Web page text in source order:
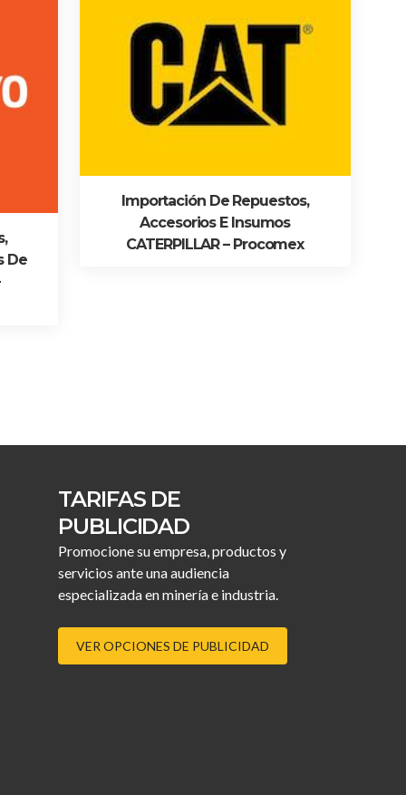
De
Importación De Repuestos,
Accesorios E Insumos
CATERPILLAR – Procomex
TARIFAS DE
PUBLICIDAD
Promocione su empresa, productos y
servicios ante una audiencia
especializada en minería e industria.
VER OPCIONES DE PUBLICIDAD